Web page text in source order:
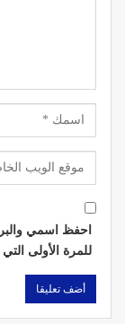
احفظ اسمي
للمرة الأولى